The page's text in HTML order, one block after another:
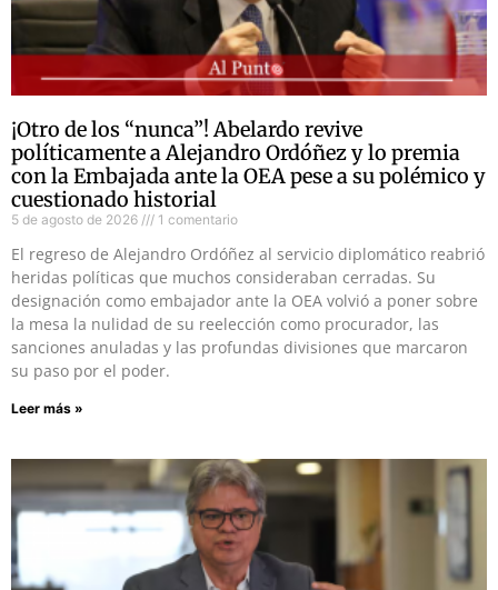
¡Otro de los “nunca”! Abelardo revive
políticamente a Alejandro Ordóñez y lo premia
con la Embajada ante la OEA pese a su polémico y
cuestionado historial
5 de agosto de 2026 1 comentario
El regreso de Alejandro Ordóñez al servicio diplomático reabrió
heridas políticas que muchos consideraban cerradas. Su
designación como embajador ante la OEA volvió a poner sobre
la mesa la nulidad de su reelección como procurador, las
sanciones anuladas y las profundas divisiones que marcaron
su paso por el poder.
Leer más »